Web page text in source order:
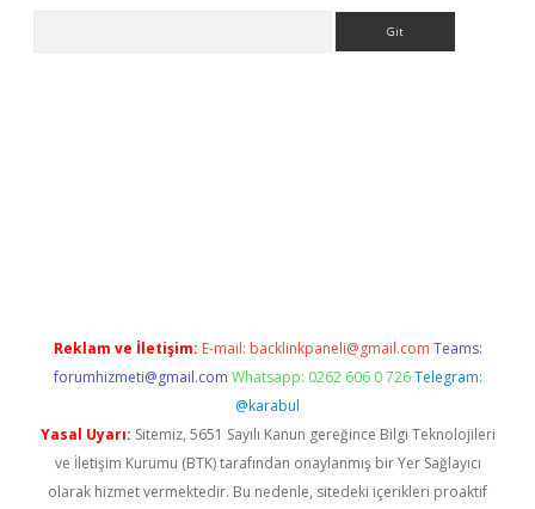
Reklam ve İletişim: E-mail: backlinkpaneli@gmail.com Teams:
forumhizmeti@gmail.com Whatsapp: 0262 606 0 726 Telegram:
@karabul
Yasal Uyarı: Sitemiz, 5651 Sayılı Kanun gereğince Bilgi Teknolojileri
ve İletişim Kurumu (BTK) tarafından onaylanmış bir Yer Sağlayıcı
olarak hizmet vermektedir. Bu nedenle, sitedeki içerikleri proaktif